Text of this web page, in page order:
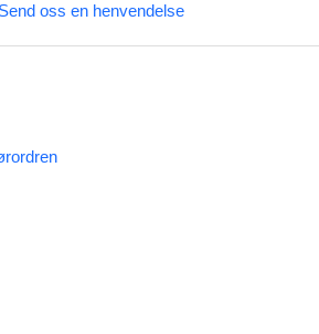
Send oss en henvendelse